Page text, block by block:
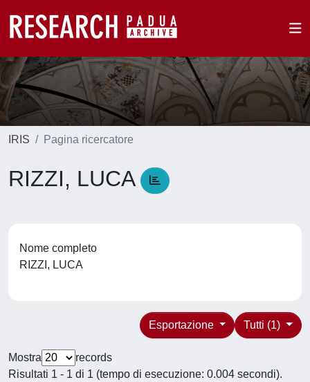
IRIS Pagina ricercatore
RIZZI, LUCA
Nome completo
RIZZI, LUCA
Tutti (1)
Esportazione
Mostra
records
Risultati 1 - 1 di 1 (tempo di esecuzione: 0.004 secondi).